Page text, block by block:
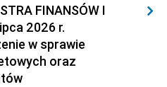
FINANSÓW I
2026 r.
w sprawie
oraz